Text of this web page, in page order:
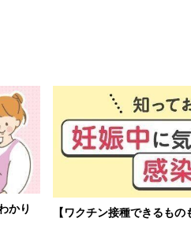
婦の感染症対策、知っておいて！